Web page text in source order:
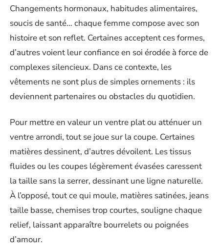
Changements hormonaux, habitudes alimentaires,
soucis de santé… chaque femme compose avec son
histoire et son reflet. Certaines acceptent ces formes,
d’autres voient leur confiance en soi érodée à force de
complexes silencieux. Dans ce contexte, les
vêtements ne sont plus de simples ornements : ils
deviennent partenaires ou obstacles du quotidien.
Pour mettre en valeur un ventre plat ou atténuer un
ventre arrondi, tout se joue sur la coupe. Certaines
matières dessinent, d’autres dévoilent. Les tissus
fluides ou les coupes légèrement évasées caressent
la taille sans la serrer, dessinant une ligne naturelle.
À l’opposé, tout ce qui moule, matières satinées, jeans
taille basse, chemises trop courtes, souligne chaque
relief, laissant apparaître bourrelets ou poignées
d’amour.